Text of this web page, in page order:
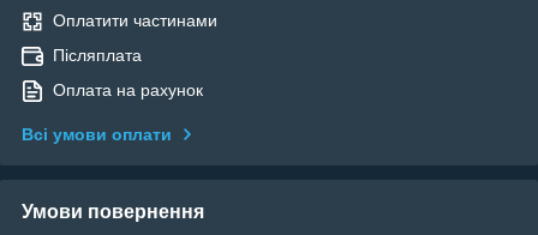
Оплатити частинами
Післяплата
Оплата на рахунок
Всі умови оплати
Умови повернення